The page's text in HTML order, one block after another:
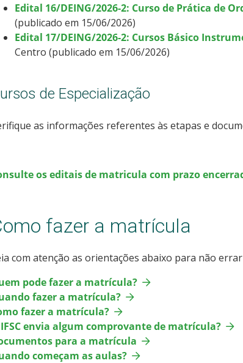
Edital 16/DEING/2026-2: Curso de Prática de
(publicado em 15/06/2026)
Edital 17/DEING/2026-2: Cursos Básico
Centro (publicado em 15/06/2026)
de Especialização
as informações referentes às etapas e
os editais de matricula com prazo
fazer a matrícula
com atenção as orientações abaixo para não
pode fazer a matrícula?
fazer a matrícula?
fazer a matrícula?
envia algum comprovante de matrícula?
para a matrícula
começam as aulas?